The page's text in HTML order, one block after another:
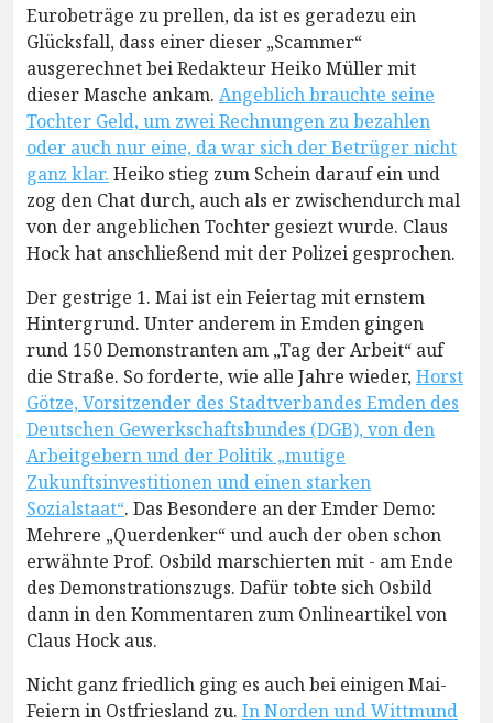
Eurobeträge zu prellen, da ist es geradezu ein
Glücksfall, dass einer dieser „Scammer“
ausgerechnet bei Redakteur Heiko Müller mit
dieser Masche ankam. Angeblich brauchte seine
Tochter Geld, um zwei Rechnungen zu bezahlen
oder auch nur eine, da war sich der Betrüger nicht
ganz klar. Heiko stieg zum Schein darauf ein und
zog den Chat durch, auch als er zwischendurch mal
von der angeblichen Tochter gesiezt wurde. Claus
Hock hat anschließend mit der Polizei gesprochen.
Der gestrige 1. Mai ist ein Feiertag mit ernstem
Hintergrund. Unter anderem in Emden gingen
rund 150 Demonstranten am „Tag der Arbeit“ auf
die Straße. So forderte, wie alle Jahre wieder,Horst
Götze, Vorsitzender des Stadtverbandes Emden des
Deutschen Gewerkschaftsbundes (DGB), von den
Arbeitgebern und der Politik „mutige
Zukunftsinvestitionen und einen starken
Sozialstaat“. Das Besondere an der Emder Demo:
Mehrere „Querdenker“ und auch der oben schon
erwähnte Prof. Osbild marschierten mit - am Ende
des Demonstrationszugs. Dafür tobte sich Osbild
dann in den Kommentaren zum Onlineartikel von
Claus Hock aus.
Nicht ganz friedlich ging es auch bei einigen Mai-
Feiern in Ostfriesland zu. In Norden und Wittmund